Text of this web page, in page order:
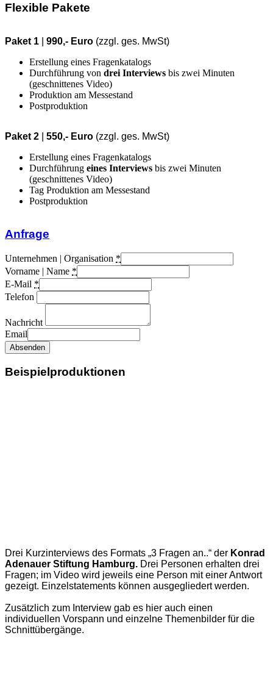
Flexible Pakete
Paket 1 990,- Euro (zzgl. ges. MwSt)
Erstellung eines Fragenkatalogs
Durchführung von drei Interviews bis zwei Minuten
(geschnittenes Video)
Produktion am Messestand
Postproduktion
Paket 2 550,- Euro (zzgl. ges. MwSt)
Erstellung eines Fragenkatalogs
Durchführung eines Interviews bis zwei Minuten
(geschnittenes Video)
Tag Produktion am Messestand
Postproduktion
Anfrage
Unternehmen | Organisation *
Vorname | Name *
E-Mail *
Telefon
Nachricht
Email
Absenden
Beispielproduktionen
Drei Kurzinterviews des Formats „3 Fragen an..“ der Konrad
Adenauer Stiftung Hamburg. Drei Personen erhalten drei
Fragen; im Video wird jeweils eine Person mit einer Antwort
gezeigt. Einzelstatements können ausgegliedert werden.
Zusätzlich zum Interview gab es hier auch einen
individuellen Vorspann und einzelne Themenbilder für die
Schnittübergänge.